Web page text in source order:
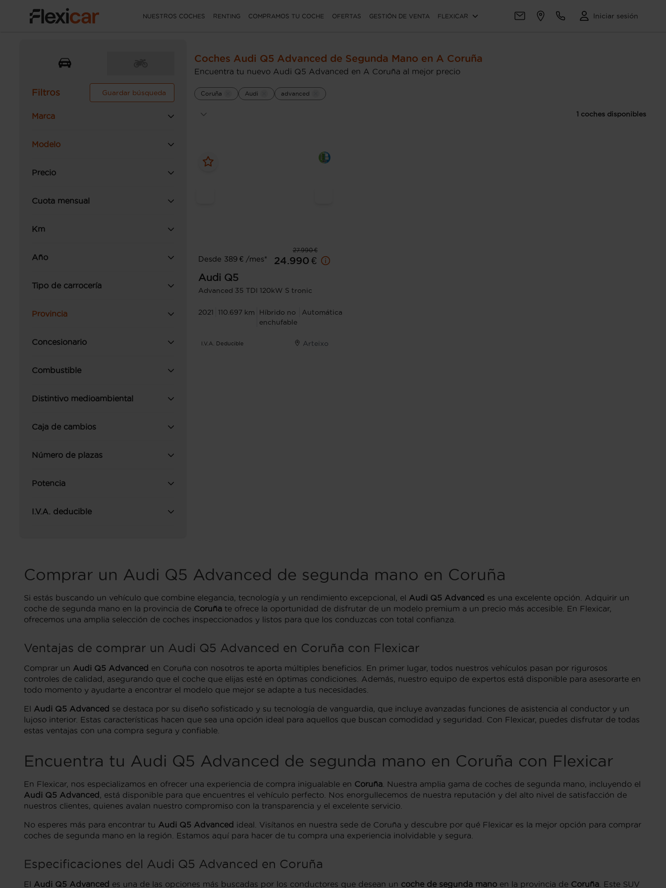
NUESTROS COCHES RENTING COMPRAMOS TU COCHE OFERTAS GESTIÓN DE VENTA FLEXICAR Iniciar sesión
Filtros Guardar búsqueda
Marca
Modelo
Precio
Cuota mensual
Km
Año
Tipo de carrocería
Provincia
Concesionario
Combustible
Distintivo medioambiental
Caja de cambios
Número de plazas
Potencia
I.V.A. deducible
Coches Audi Q5 Advanced de Segunda Mano en A Coruña
Encuentra tu nuevo Audi Q5 Advanced en A Coruña al mejor precio
Coruña Audi advanced
1 coches disponibles
27.990 €
Desde 389 € /mes*
24.990 €
Audi Q5
Advanced 35 TDI 120kW S tronic
2021 110.697 km
Híbrido no
enchufable
Automática
I.V.A. Deducible Arteixo
Comprar un Audi Q5 Advanced de segunda mano en Coruña
Si estás buscando un vehículo que combine elegancia, tecnología y un rendimiento excepcional, el Audi Q5 Advanced es una excelente opción. Adquirir un
coche de segunda mano en la provincia de Coruña te ofrece la oportunidad de disfrutar de un modelo premium a un precio más accesible. En Flexicar,
ofrecemos una amplia selección de coches inspeccionados y listos para que los conduzcas con total confianza.
Ventajas de comprar un Audi Q5 Advanced en Coruña con Flexicar
Comprar un Audi Q5 Advanced en Coruña con nosotros te aporta múltiples beneficios. En primer lugar, todos nuestros vehículos pasan por rigurosos
controles de calidad, asegurando que el coche que elijas esté en óptimas condiciones. Además, nuestro equipo de expertos está disponible para asesorarte en
todo momento y ayudarte a encontrar el modelo que mejor se adapte a tus necesidades.
El Audi Q5 Advanced se destaca por su diseño sofisticado y su tecnología de vanguardia, que incluye avanzadas funciones de asistencia al conductor y un
lujoso interior. Estas características hacen que sea una opción ideal para aquellos que buscan comodidad y seguridad. Con Flexicar, puedes disfrutar de todas
estas ventajas con una compra segura y confiable.
Encuentra tu Audi Q5 Advanced de segunda mano en Coruña con Flexicar
En Flexicar, nos especializamos en ofrecer una experiencia de compra inigualable en Coruña . Nuestra amplia gama de coches de segunda mano, incluyendo el
Audi Q5 Advanced , está disponible para que encuentres el vehículo perfecto. Nos enorgullecemos de nuestra reputación y del alto nivel de satisfacción de
nuestros clientes, quienes avalan nuestro compromiso con la transparencia y el excelente servicio.
No esperes más para encontrar tu Audi Q5 Advanced ideal. Visítanos en nuestra sede de Coruña y descubre por qué Flexicar es la mejor opción para comprar
coches de segunda mano en la región. Estamos aquí para hacer de tu compra una experiencia inolvidable y segura.
Especificaciones del Audi Q5 Advanced en Coruña
El Audi Q5 Advanced es una de las opciones más buscadas por los conductores que desean un coche de segunda mano en la provincia de Coruña . Este SUV